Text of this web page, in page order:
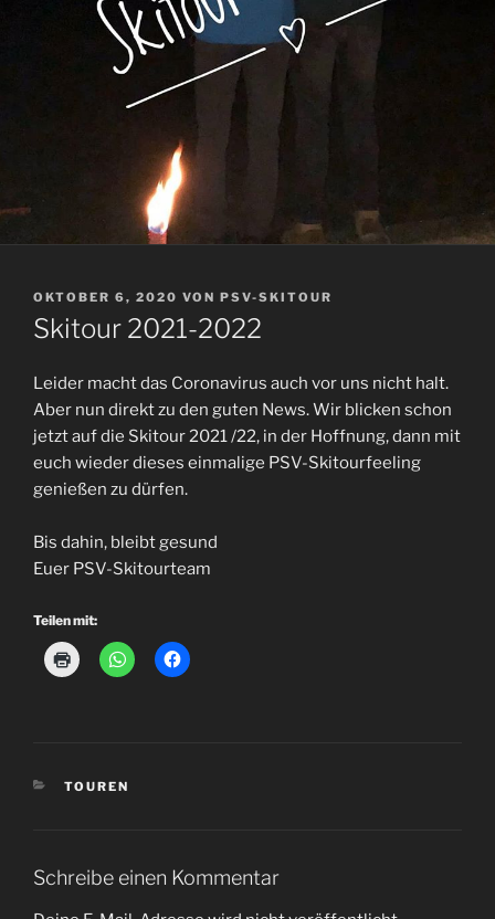
VERÖFFENTLICHT
AM
OKTOBER 6, 2020 VON PSV-SKITOUR
Skitour 2021-2022
Leider macht das Coronavirus auch vor uns nicht halt.
Aber nun direkt zu den guten News. Wir blicken schon
jetzt auf die Skitour 2021 /22, in der Hoffnung, dann mit
euch wieder dieses einmalige PSV-Skitourfeeling
genießen zu dürfen.
Bis dahin, bleibt gesund
Euer PSV-Skitourteam
Teilen mit:
KATEGORIEN
TOUREN
Schreibe einen Kommentar